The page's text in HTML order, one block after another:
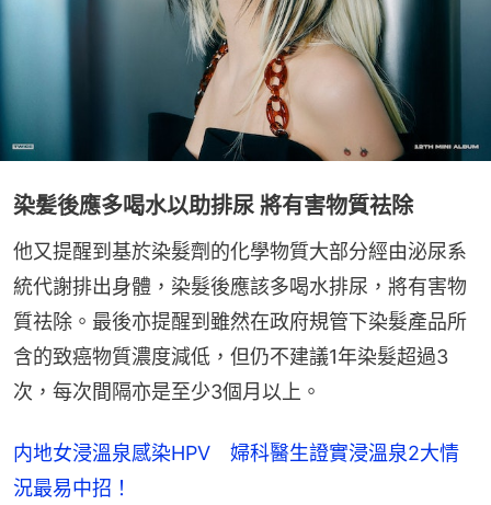
染髪後應多喝水以助排尿 將有害物質祛除
他又提醒到基於染髮劑的化學物質大部分經由泌尿系
統代謝排出身體，染髮後應該多喝水排尿，將有害物
質祛除。最後亦提醒到雖然在政府規管下染髮產品所
含的致癌物質濃度減低，但仍不建議1年染髮超過3
次，每次間隔亦是至少3個月以上。
内地女浸溫泉感染HPV 婦科醫生證實浸溫泉2大情
況最易中招！